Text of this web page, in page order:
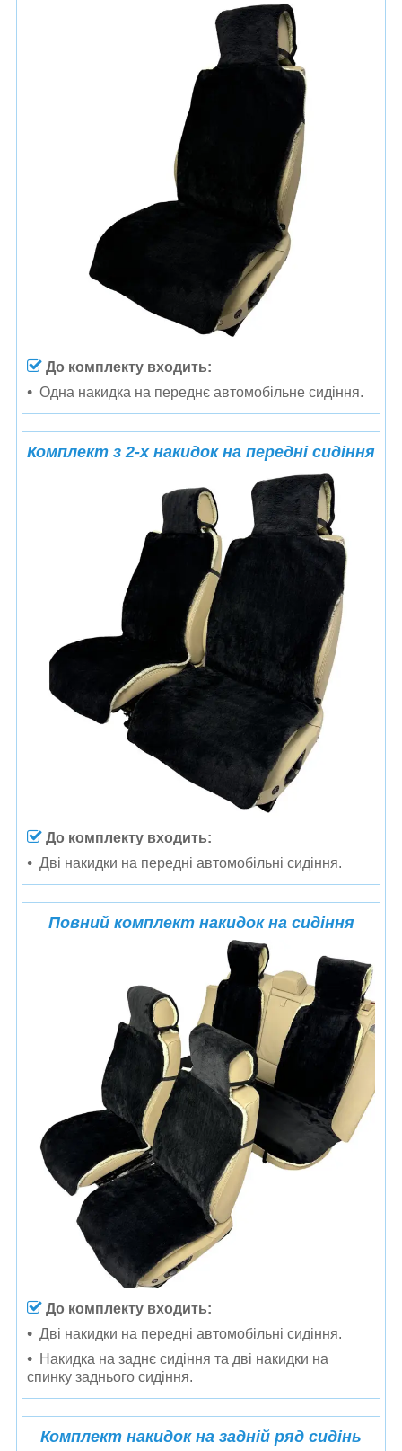
До комплекту входить:
Одна накидка на переднє автомобільне сидіння.
Комплект з 2-х накидок на передні сидіння
До комплекту входить:
Дві накидки на передні автомобільні сидіння.
Повний комплект накидок на сидіння
До комплекту входить:
Дві накидки на передні автомобільні сидіння.
Накидка на заднє сидіння та дві накидки на
спинку заднього сидіння.
Комплект накидок на задній ряд сидінь